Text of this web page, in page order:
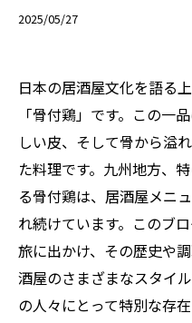
2025/05/27
日本の居酒屋文化を語る
「骨付鶏」です。この一
しい皮、そして骨から溢
た料理です。九州地方、
る骨付鶏は、居酒屋メニ
れ続けています。このブ
旅に出かけ、その歴史や
酒屋のさまざまなスタイ
の人々にとって特別な存